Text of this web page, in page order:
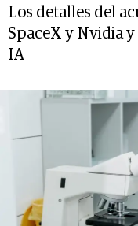
Los detalles del
SpaceX y Nvidia
IA